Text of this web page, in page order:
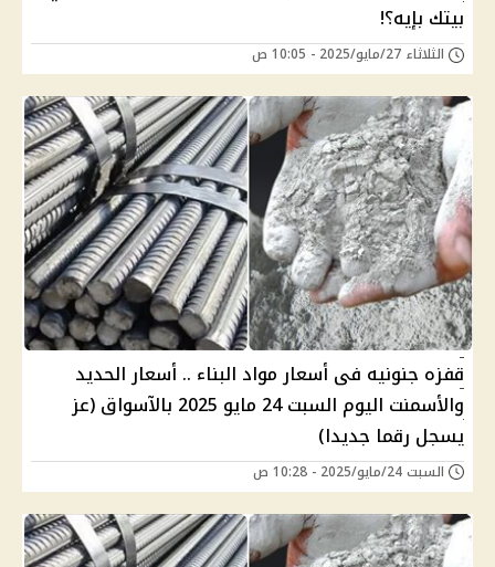
بيتك بإيه؟!
الثلاثاء 27/مايو/2025 - 10:05 ص
قفزه جنونيه فى أسعار مواد البناء .. أسعار الحديد
والأسمنت اليوم السبت 24 مايو 2025 بالآسواق (عز
يسجل رقما جديدا)
السبت 24/مايو/2025 - 10:28 ص